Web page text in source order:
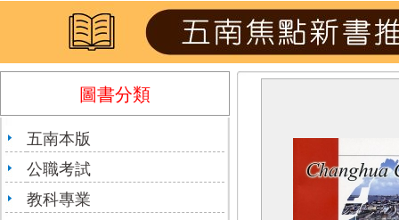
圖書分類
五南本版
公職考試
教科專業